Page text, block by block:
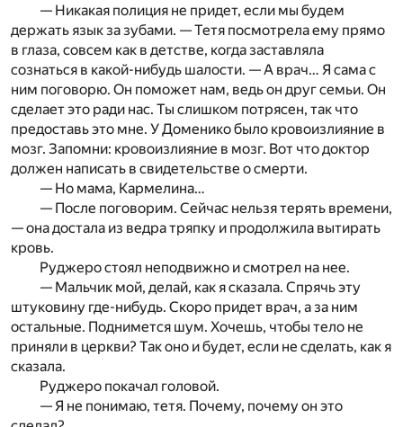
— Никакая полиция не придет, если мы будем
держать язык за зубами. — Тетя посмотрела ему прямо
в глаза, совсем как в детстве, когда заставляла
сознаться в какой-нибудь шалости. — А врач… Я сама с
ним поговорю. Он поможет нам, ведь он друг семьи. Он
сделает это ради нас. Ты слишком потрясен, так что
предоставь это мне. У Доменико было кровоизлияние в
мозг. Запомни: кровоизлияние в мозг. Вот что доктор
должен написать в свидетельстве о смерти.
— Но мама, Кармелина…
— После поговорим. Сейчас нельзя терять времени,
— она достала из ведра тряпку и продолжила вытирать
кровь.
Руджеро стоял неподвижно и смотрел на нее.
— Мальчик мой, делай, как я сказала. Спрячь эту
штуковину где-нибудь. Скоро придет врач, а за ним
остальные. Поднимется шум. Хочешь, чтобы тело не
приняли в церкви? Так оно и будет, если не сделать, как я
сказала.
Руджеро покачал головой.
— Я не понимаю, тетя. Почему, почему он это